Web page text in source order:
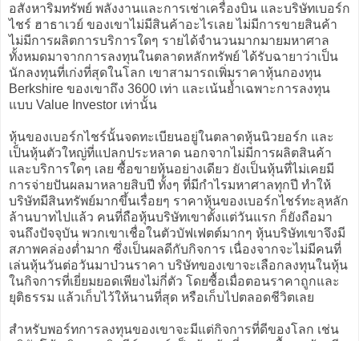
อสังหาริมทรัพย์ พลังงานและการเช่าเครื่องบิน และบริษัทเบอร์ก
ไชร์ ฮาธาเวย์ ของเขาไม่มีสินค้าอะไรเลย ไม่มีการขายสินค้า
ไม่มีการผลิตการบริการใดๆ รายได้จำนวนมากมายมหาศาล
ทั้งหมดมาจากการลงทุนในตลาดหลักทรัพย์ ได้รับฉายาว่าเป็น
นักลงทุนที่เก่งที่สุดในโลก เขาสามารถเพิ่มราคาหุ้นกองทุน
Berkshire ของเขาถึง 3600 เท่า และเน้นย้ำเฉพาะการลงทุน
แบบ Value Investor เท่านั้น
หุ้นของเบอร์กไชร์นั้นจดทะเบียนอยู่ในตลาดหุ้นนิวยอร์ก และ
เป็นหุ้นตัวใหญ่ที่แปลกประหลาด นอกจากไม่มีการผลิตสินค้า
และบริการใดๆ เลย ซื้อขายหุ้นอย่างเดียว ยังเป็นหุ้นที่ไม่เคยมี
การจ่ายปันผลมาหลายสิบปี ทั้งๆ ที่มีกำไรมหาศาลทุกปี ทำให้
บริษัทมีสินทรัพย์มากขึ้นเรื่อยๆ ราคาหุ้นของเบอร์กไชร์ทะลุหลัก
ล้านบาทไปแล้ว คนที่ถือหุ้นบริษัทเขาตั้งแต่วันแรก ก็ยังถือมา
จนถึงปัจจุบัน พวกเขาเชื่อในตัวบัฟเฟตต์มากๆ หุ้นบริษัทเขาจึงมี
สภาพคล่องต่ำมาก ซึ่งเป็นผลดีกับกิจการ เนื่องจากจะไม่มีคนที่
เล่นหุ้นวันต่อวันมาป่วนราคา บริษัทของเขาจะเลือกลงทุนในหุ้น
ในกิจการที่เยี่ยมยอดเพียงไม่กี่ตัว โดยซื้อเมื่อตอนราคาถูกและ
ยุติธรรม แล้วเก็บไว้ให้นานที่สุด หรือเก็บไปตลอดชีวิตเลย
สำหรับพอร์ทการลงทุนของเขาจะมีแต่กิจการที่ดีของโลก เช่น